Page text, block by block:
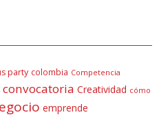
party colombia Competencia
convocatoria Creatividad cómo
emprende